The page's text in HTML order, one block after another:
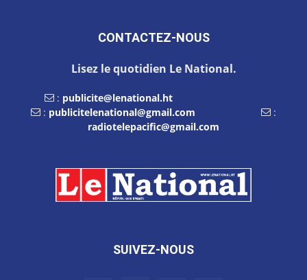
CONTACTEZ-NOUS
Lisez le quotidien Le National.
: publicite@lenational.ht
: publicitelenational@gmail.com
:
radiotelepacific@gmail.com
SUIVEZ-NOUS